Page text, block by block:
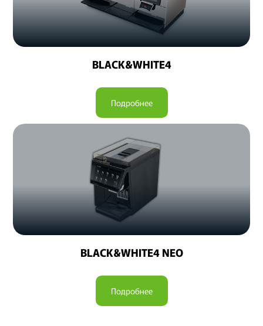
BLACK&WHITE4
Подробнее
BLACK&WHITE4 NEO
Подробнее